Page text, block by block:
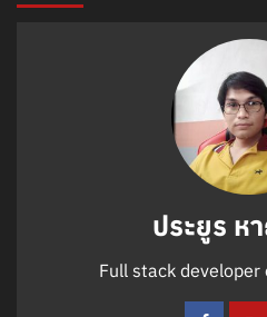
ประยูร ห
Full stack developer